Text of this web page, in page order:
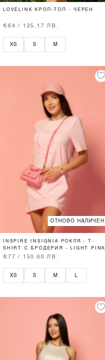
LOVELINK КРОП-ТОП - ЧЕРЕН
€64 / 125.17 ЛВ.
XS S M
ОТНОВО НАЛИЧЕН
INSPIRE INSIGNIA РОКЛЯ - T-
SHIRT С БРОДЕРИЯ - LIGHT PINK
€77 / 150.60 ЛВ.
XS S M L